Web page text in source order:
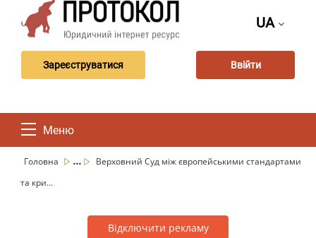
UA
Зареєструватися Ввійти
Меню
Головна ...
Верховний Суд між європейськими стандартами
та кри...
Відключити рекламу